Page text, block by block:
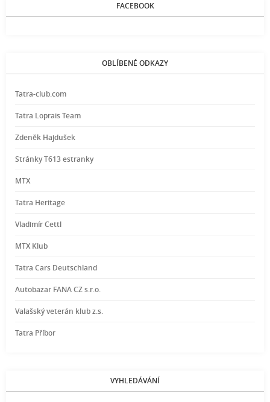
FACEBOOK
OBLÍBENÉ ODKAZY
Tatra-club.com
Tatra Loprais Team
Zdeněk Hajdušek
Stránky T613 estranky
MTX
Tatra Heritage
Vladimír Cettl
MTX Klub
Tatra Cars Deutschland
Autobazar FANA CZ s.r.o.
Valašský veterán klub z.s.
Tatra Příbor
VYHLEDÁVÁNÍ